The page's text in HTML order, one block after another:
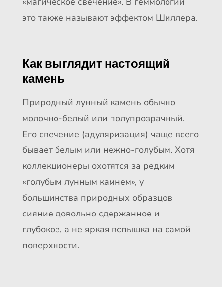
это также называют эффектом Шиллера.
Как выглядит настоящий
камень
Природный лунный камень обычно
молочно-белый или полупрозрачный.
Его свечение (адуляризация) чаще всего
бывает белым или нежно-голубым. Хотя
коллекционеры охотятся за редким
«голубым лунным камнем», у
большинства природных образцов
сияние довольно сдержанное и
глубокое, а не яркая вспышка на самой
поверхности.